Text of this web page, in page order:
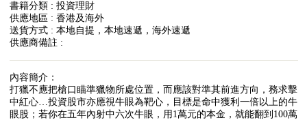
書籍分類 : 投資理財
供應地區 : 香港及海外
送貨方式 : 本地自提，本地速遞，海外速遞
供應商備註 :
內容簡介：
打獵不應把槍口瞄準獵物所處位置，而應該對準其前進方向，務求擊
中紅心…投資股市亦應視牛眼為靶心，目標是命中獲利一倍以上的牛
眼股；若你在五年內射中六次牛眼，用1萬元的本金，就能翻到100萬